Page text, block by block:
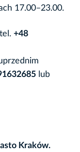
17.00–23.00.
+48
lub
Kraków.